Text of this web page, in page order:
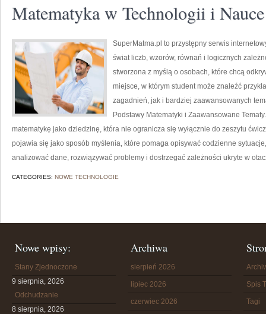
Matematyka w Technologii i Nauce
SuperMatma.pl to przystępny serwis
świat liczb, wzorów, równań i logicznych
stworzona z myślą o osobach, które chcą
miejsce, w którym student może znaleźć
zagadnień, jak i bardziej zaawansowanych
Podstawy Matematyki i Zaawansowane
matematykę jako dziedzinę, która nie ogranicza się wyłącznie do zeszytu
pojawia się jako sposób myślenia, które pomaga opisywać codzienne
analizować dane, rozwiązywać problemy i dostrzegać zależności ukryte w
CATEGORIES: NOWE TECHNOLOGIE
Nowe wpisy:
Stany Zjednoczone
9 sierpnia, 2026
Odchudzanie
8 sierpnia, 2026
Archiwa
sierpień 2026
lipiec 2026
czerwiec 2026
Spis
Tagi